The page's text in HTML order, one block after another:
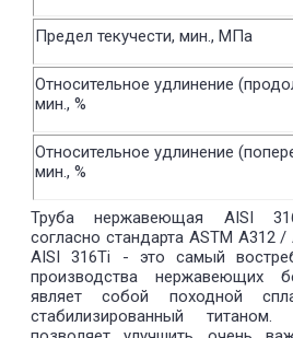
Предел текучести, мин., МПа
Относительное удлинение
мин., %
Относительное удлинение
мин., %
Труба нержавеющая AISI
согласно стандарта ASTM A312 /
AISI 316Ti - это самый
производства нержавеющих
являет собой походной
стабилизированный титаном.